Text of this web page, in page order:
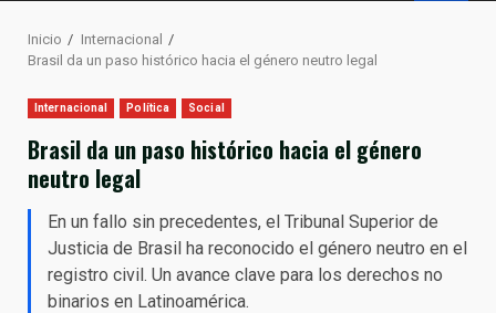
Inicio
Internacional
Brasil da un paso histórico hacia el género neutro legal
Internacional Política Social
Brasil da un paso histórico hacia el género
neutro legal
En un fallo sin precedentes, el Tribunal Superior de
Justicia de Brasil ha reconocido el género neutro en el
registro civil. Un avance clave para los derechos no
binarios en Latinoamérica.